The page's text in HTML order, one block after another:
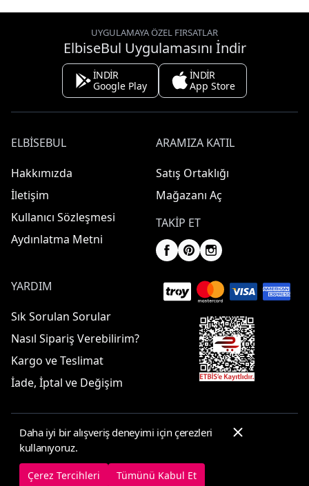
UYGULAMAYA ÖZEL FIRSATLAR
ElbiseBul Uygulamasını İndir
İNDİR
Google Play
İNDİR
App Store
ELBISEBUL
Hakkımızda
İletişim
Kullanıcı Sözleşmesi
Aydınlatma Metni
ARAMIZA KATIL
Satış Ortaklığı
Mağazanı Aç
TAKIP ET
YARDIM
Sık Sorulan Sorular
Nasıl Sipariş Verebilirim?
Kargo ve Teslimat
İade, İptal ve Değişim
© 2025 ElbiseBul -
Çerez Tercihleri Çerez Politikası
Daha iyi bir alışveriş deneyimi için çerezleri
kullanıyoruz.
Çerez Tercihleri Tümünü Kabul Et